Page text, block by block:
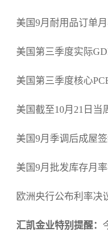
美国9月耐用品订单月
美国第三季度实际
美国第三季度核心
美国截至10月21日当
美国9月季调后成屋
美国9月批发库存月率
欧洲央行公布利率决
汇凯金业特别提醒：